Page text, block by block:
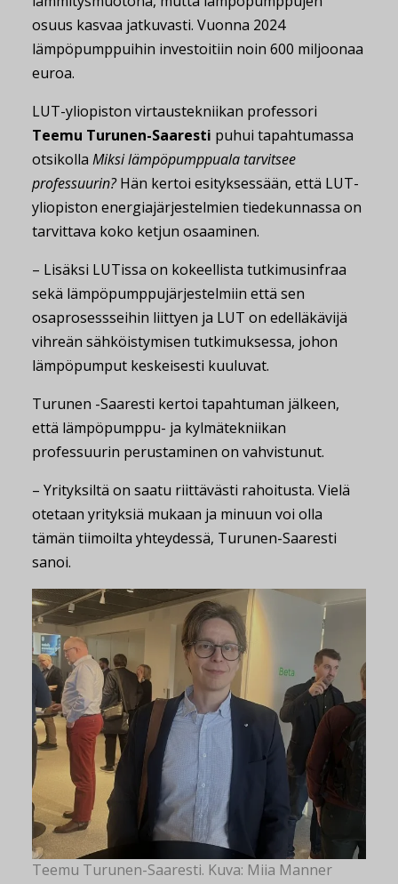
osuus kasvaa jatkuvasti. Vuonna 2024
lämpöpumppuihin investoitiin noin 600 miljoonaa
euroa.
LUT-yliopiston virtaustekniikan professori
Teemu Turunen-Saaresti puhui tapahtumassa
otsikolla Miksi lämpöpumppuala tarvitsee
professuurin?Hän kertoi esityksessään, että LUT-
yliopiston energiajärjestelmien tiedekunnassa on
tarvittava koko ketjun osaaminen.
– Lisäksi LUTissa on kokeellista tutkimusinfraa
sekä lämpöpumppujärjestelmiin että sen
osaprosessseihin liittyen ja LUT on edelläkävijä
vihreän sähköistymisen tutkimuksessa, johon
lämpöpumput keskeisesti kuuluvat.
Turunen -Saaresti kertoi tapahtuman jälkeen,
että lämpöpumppu- ja kylmätekniikan
professuurin perustaminen on vahvistunut.
– Yrityksiltä on saatu riittävästi rahoitusta. Vielä
otetaan yrityksiä mukaan ja minuun voi olla
tämän tiimoilta yhteydessä, Turunen-Saaresti
sanoi.
Teemu Turunen-Saaresti. Kuva: Miia Manner